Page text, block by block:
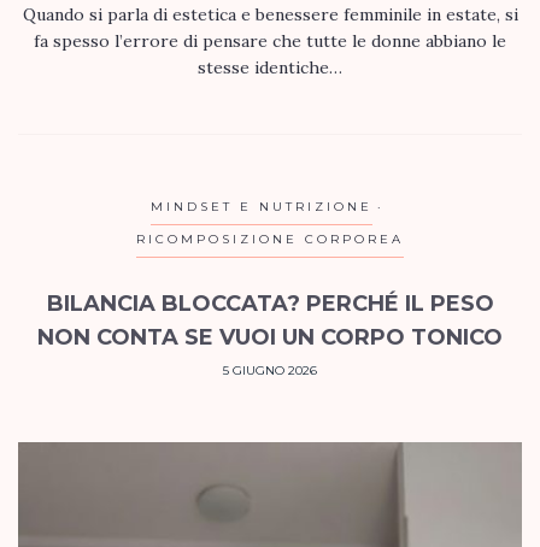
Quando si parla di estetica e benessere femminile in estate, si
fa spesso l’errore di pensare che tutte le donne abbiano le
stesse identiche…
MINDSET E NUTRIZIONE
RICOMPOSIZIONE CORPOREA
BILANCIA BLOCCATA? PERCHÉ IL PESO
NON CONTA SE VUOI UN CORPO TONICO
5 GIUGNO 2026